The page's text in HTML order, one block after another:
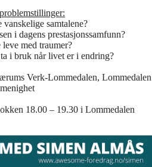
samtalene?
i dagens prestasjonssamfunn?
med traumer?
i bruk når livet er i endring?
Verk-Lommedalen, Lommedalen
18.00 – 19.30 i Lommedalen